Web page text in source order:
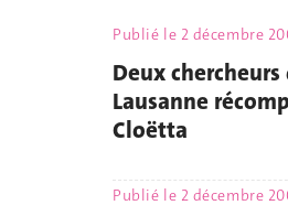
Publié le 2 décembre
Deux
Lausanne
Cloëtta
Publié le 2 décembre